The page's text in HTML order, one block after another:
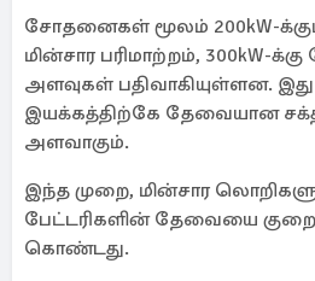
சோதனைகள் மூலம் 200kW-
மின்சார பரிமாற்றம், 300kW-
அளவுகள் பதிவாகியுள்ளன.
இயக்கத்திற்கே தேவையான
அளவாகும்.
இந்த முறை, மின்சார
பேட்டரிகளின் தேவையை
கொண்டது.